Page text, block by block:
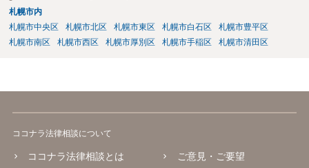
札幌市内
札幌市中央区
札幌市北区 札幌市東区 札幌市白石区
札幌市豊平区
札幌市南区
札幌市西区 札幌市厚別区 札幌市手稲区 札幌市清田区
ココナラ法律相談について
ココナラ法律相談とは ご意見・ご要望